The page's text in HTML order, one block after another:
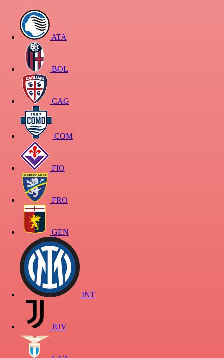
ATA
BOL
CAG
COM
FIO
FRO
GEN
INT
JUV